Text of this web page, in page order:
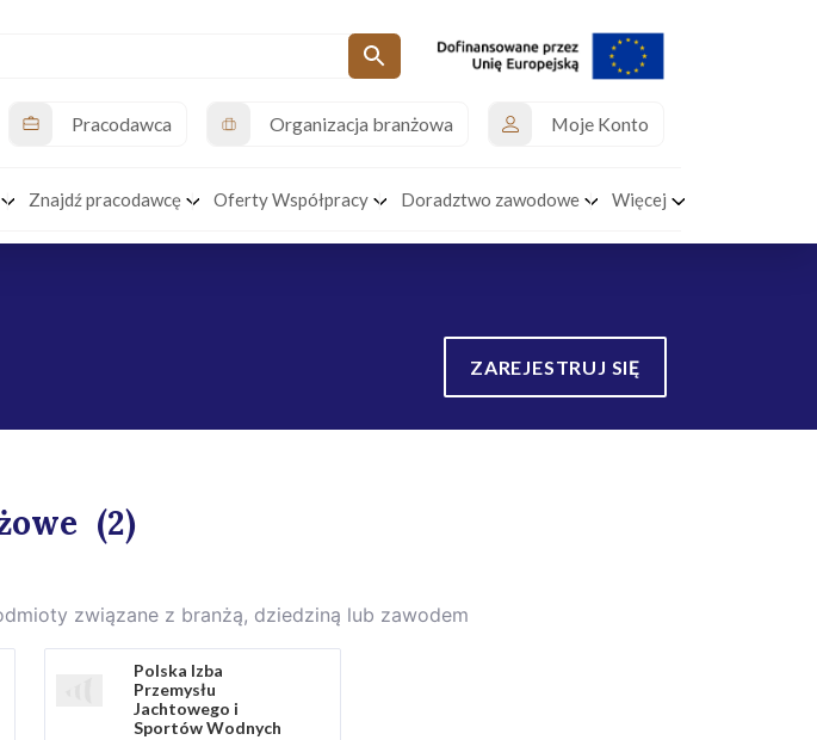
Pracodawca Organizacja branżowa Moje Konto
Znajdź pracodawcę Oferty Współpracy Doradztwo zawodowe Więcej
ZAREJESTRUJ SIĘ
(2)
związane z branżą, dziedziną lub zawodem
Polska Izba
Przemysłu
Jachtowego i
Sportów Wodnych